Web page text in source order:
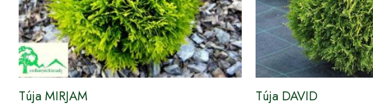
Túja MIRJAM Túja DAVID